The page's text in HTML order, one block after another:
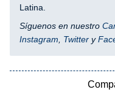
Latina.
Síguenos en nuestro
Instagram, Twitter y